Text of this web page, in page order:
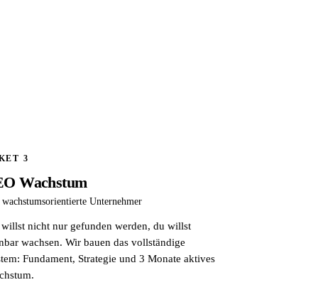
3
Wachstum
Unternehmer
nicht nur gefunden werden, du willst
wachsen. Wir bauen das vollständige
Fundament, Strategie und 3 Monate aktives